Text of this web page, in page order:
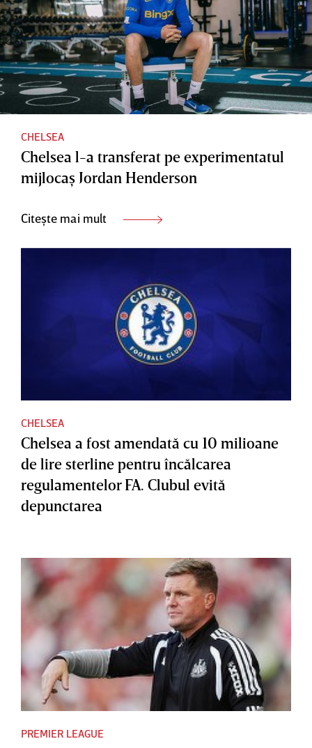
CHELSEA
Chelsea l-a transferat pe experimentatul
mijlocaş Jordan Henderson
Citește mai mult
CHELSEA
Chelsea a fost amendată cu 10 milioane
de lire sterline pentru încălcarea
regulamentelor FA. Clubul evită
depunctarea
PREMIER LEAGUE